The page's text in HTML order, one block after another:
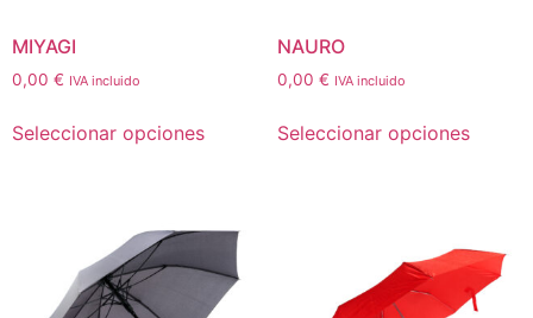
MIYAGI
0,00 € IVA incluido
Seleccionar opciones
NAURO
0,00 € IVA incluido
Seleccionar opciones